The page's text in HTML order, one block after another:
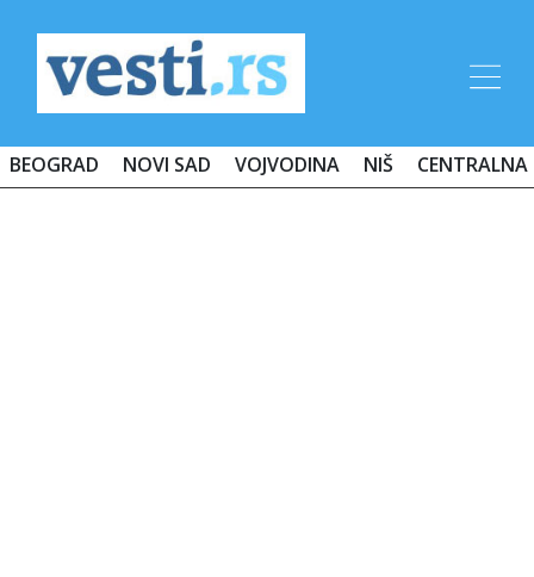
BEOGRAD NOVI SAD VOJVODINA NIŠ CENTRALNA